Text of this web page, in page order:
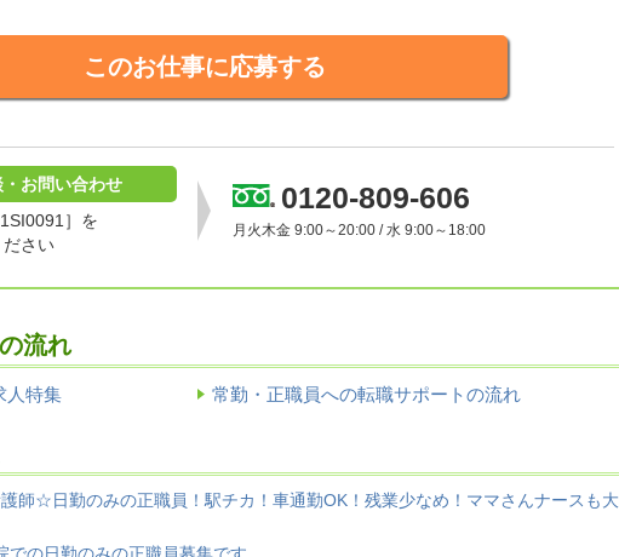
このお仕事に応募する
お問い合わせ
］を
ださい
0120-809-606
月火木金 9:00～20:00 / 水 9:00～18:00
流れ
人特集 常勤・正職員への転職サポートの流れ
師☆日勤のみの正職員！駅チカ！車通勤OK！残業少なめ！ママさんナースも大